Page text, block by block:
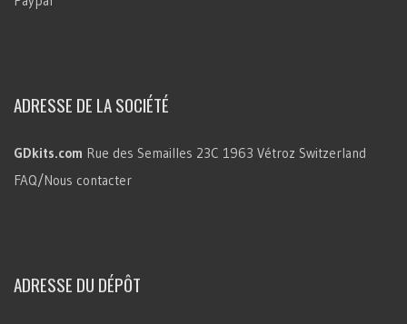
ADRESSE DE LA SOCIÉTÉ
GDkits.com Rue des Semailles 23C 1963 Vétroz Switzerland
FAQ/Nous contacter
ADRESSE DU DÉPÔT